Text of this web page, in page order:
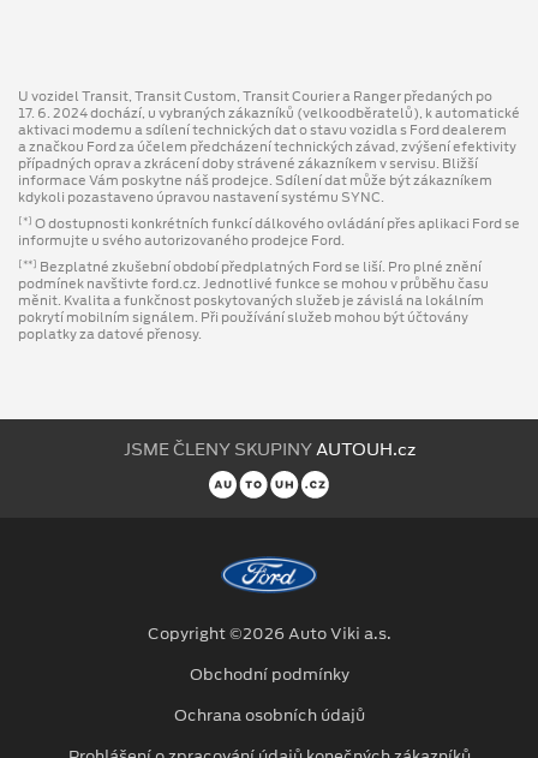
U vozidel Transit, Transit Custom, Transit Courier a Ranger předaných po
17. 6. 2024 dochází, u vybraných zákazníků (velkoodběratelů), k automatické
aktivaci modemu a sdílení technických dat o stavu vozidla s Ford dealerem
a značkou Ford za účelem předcházení technických závad, zvýšení efektivity
případných oprav a zkrácení doby strávené zákazníkem v servisu. Bližší
informace Vám poskytne náš prodejce. Sdílení dat může být zákazníkem
kdykoli pozastaveno úpravou nastavení systému SYNC.
[*]
O dostupnosti konkrétních funkcí dálkového ovládání přes aplikaci Ford se
informujte u svého autorizovaného prodejce Ford.
[**]
Bezplatné zkušební období předplatných Ford se liší. Pro plné znění
podmínek navštivte ford.cz. Jednotlivé funkce se mohou v průběhu času
měnit. Kvalita a funkčnost poskytovaných služeb je závislá na lokálním
pokrytí mobilním signálem. Při používání služeb mohou být účtovány
poplatky za datové přenosy.
JSME ČLENY SKUPINYAUTOUH.cz
Copyright ©2026 Auto Viki a.s.
Obchodní podmínky
Ochrana osobních údajů